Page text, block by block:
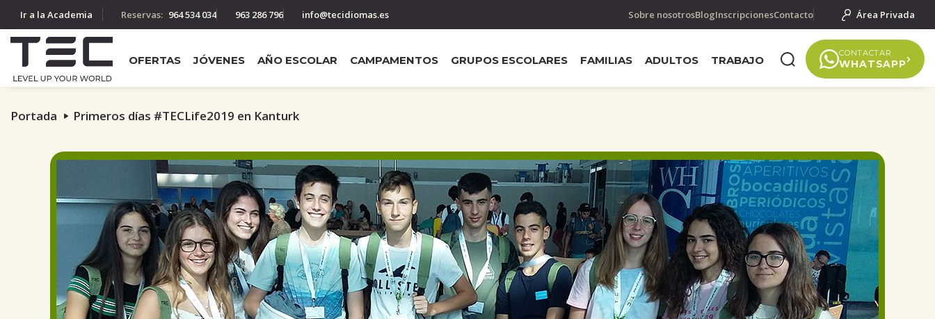
Ir a la Academia Reservas: 964 534 034 963 286 796 info@tecidiomas.es Sobre nosotrosBlogInscripcionesContacto Área Privada
OFERTAS JÓVENES AÑO ESCOLAR CAMPAMENTOS GRUPOS ESCOLARES FAMILIAS ADULTOS TRABAJO
CONTACTAR
WHATSAPP
Portada Primeros días #TECLife2019 en Kanturk